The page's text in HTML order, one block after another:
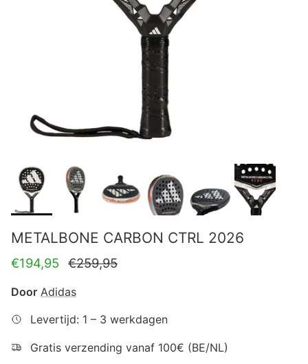
METALBONE CARBON CTRL 2026
Verkoopprijs
€194,95 Reguliere prijs
€259,95
Door Adidas
Levertijd: 1 – 3 werkdagen
Gratis verzending vanaf 100€ (BE/NL)